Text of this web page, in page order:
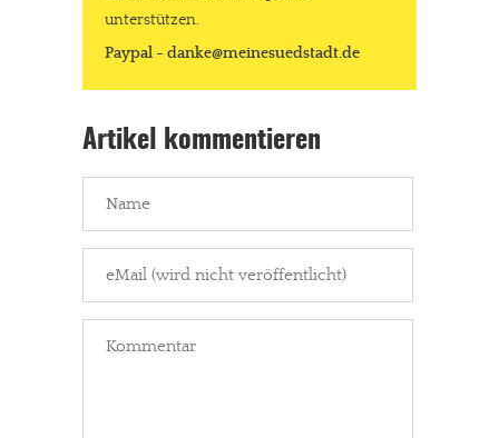
Dir gefällt unsere Arbeit?
unterstützen.
Paypal - danke@meinesuedstadt.de
Artikel kommentieren